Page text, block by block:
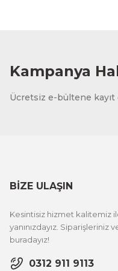
Kampanya
Ücretsiz e-bültene kayıt
BİZE ULAŞIN
Kesintisiz hizmet kalitemiz
yanınızdayız. Siparişleriniz
buradayız!
0312 911 9113